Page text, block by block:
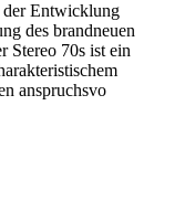
der Entwicklung
des brandneuen
Stereo 70s ist ein
anspruchsvo